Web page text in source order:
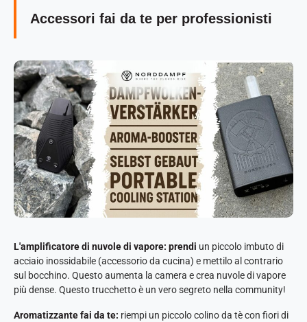
Accessori fai da te per professionisti
L'amplificatore di nuvole di vapore: prendi un piccolo imbuto di
acciaio inossidabile (accessorio da cucina) e mettilo al contrario
sul bocchino. Questo aumenta la camera e crea nuvole di vapore
più dense. Questo trucchetto è un vero segreto nella community!
Aromatizzante fai da te: riempi un piccolo colino da tè con fiori di